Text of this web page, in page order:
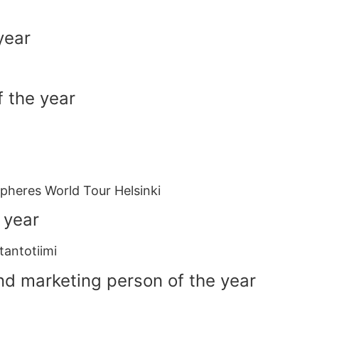
the year
World Tour Helsinki
marketing person of the year